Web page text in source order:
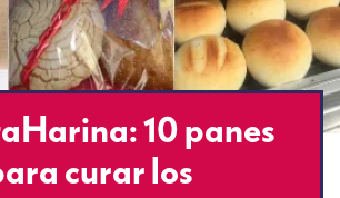
10 panes
curar los